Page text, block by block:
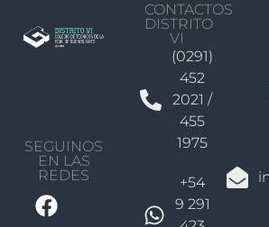
SEGUINOS
EN LAS
REDES
CONTACTOS
DISTRITO
VI
(0291)
452
2021 /
455
1975
+54
9 291